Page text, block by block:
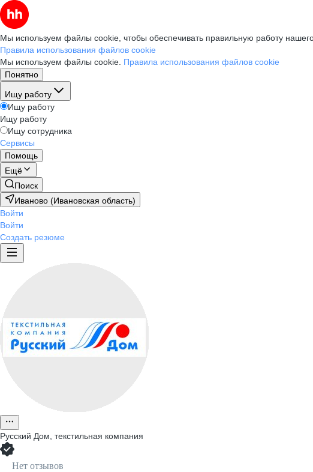
Мы используем файлы cookie, чтобы обеспечивать правильную работу
Правила использования файлов cookie
Мы используем файлы cookie. Правила использования файлов cookie
Понятно
Ищу работу
Ищу работу
Ищу работу
Ищу сотрудника
Сервисы
Помощь
Ещё
Поиск
Иваново (Ивановская область)
Войти
Войти
Создать резюме
Русский Дом, текстильная компания
Нет отзывов